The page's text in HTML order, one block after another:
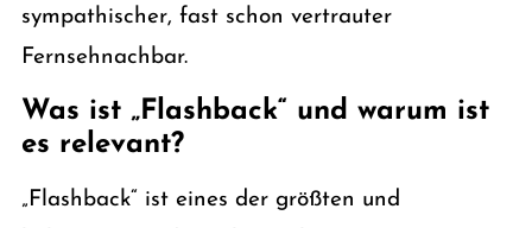
sympathischer, fast schon vertrauter
Fernsehnachbar.
Was ist „Flashback“ und warum ist
es relevant?
„Flashback“ ist eines der größten und